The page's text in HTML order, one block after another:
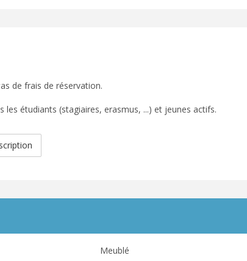
de frais de réservation.
les étudiants (stagiaires, erasmus, ...) et jeunes actifs.
Meublé